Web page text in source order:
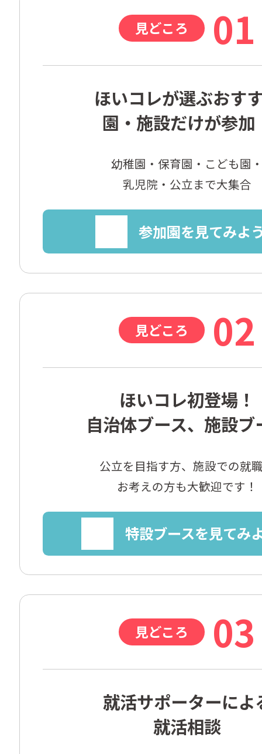
見どころ 01
ほいコレが選ぶおす
園・施設だけが参加
幼稚園・保育園・こども園
乳児院・公立まで大集合
参加園を見てみよ
見どころ 02
ほいコレ初登場！
自治体ブース、施設ブ
公立を目指す方、施設での就
お考えの方も大歓迎です！
特設ブースを見てみ
見どころ 03
就活サポーターによ
就活相談